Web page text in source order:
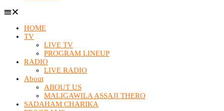
HOME
TV
LIVE TV
PROGRAM LINEUP
RADIO
LIVE RADIO
About
ABOUT US
MALIGAWILA ASSAJI THERO
SADAHAM CHARIKA